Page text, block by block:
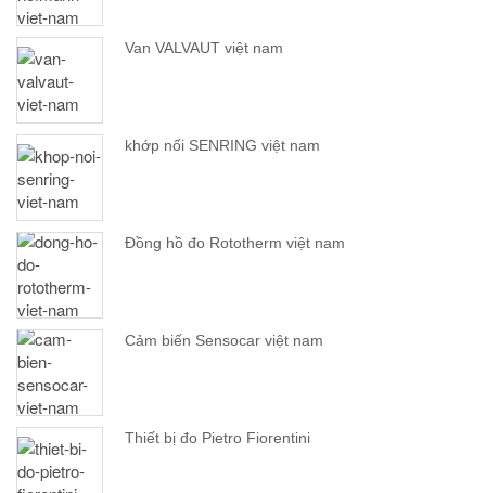
Van VALVAUT việt nam
khớp nối SENRING việt nam
Đồng hồ đo Rototherm việt nam
Cảm biến Sensocar việt nam
Thiết bị đo Pietro Fiorentini